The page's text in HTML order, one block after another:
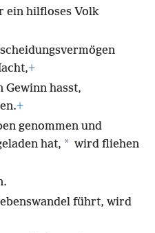
ein hilfloses Volk
+
hasst,
+
genommen und
hat, * wird fliehen
führt, wird